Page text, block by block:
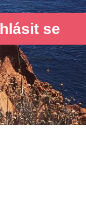
se
jste heslo?